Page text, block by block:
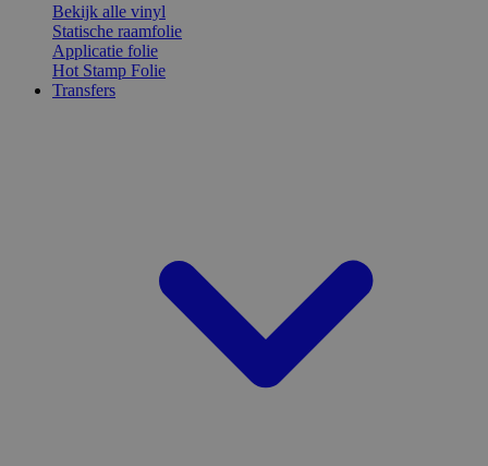
Bekijk alle vinyl
Statische raamfolie
Applicatie folie
Hot Stamp Folie
Transfers